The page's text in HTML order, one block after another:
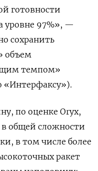
готовности
уровне 97%», —
сохранить
объем
темпом»
«Интерфаксу»).
по оценке Oryx,
в общей сложности
в том числе более
ракет